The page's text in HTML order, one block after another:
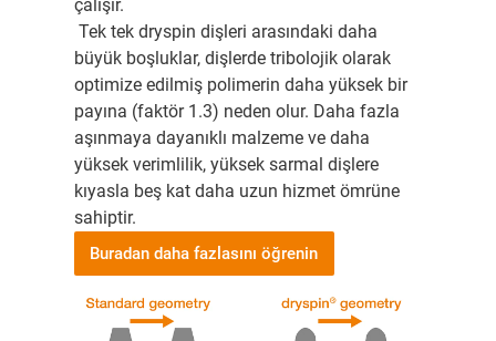
çalışır.
Tek tek dryspin dişleri arasındaki daha
büyük boşluklar, dişlerde tribolojik olarak
optimize edilmiş polimerin daha yüksek bir
payına (faktör 1.3) neden olur. Daha fazla
aşınmaya dayanıklı malzeme ve daha
yüksek verimlilik, yüksek sarmal dişlere
kıyasla beş kat daha uzun hizmet ömrüne
sahiptir.
Buradan daha fazlasını öğrenin